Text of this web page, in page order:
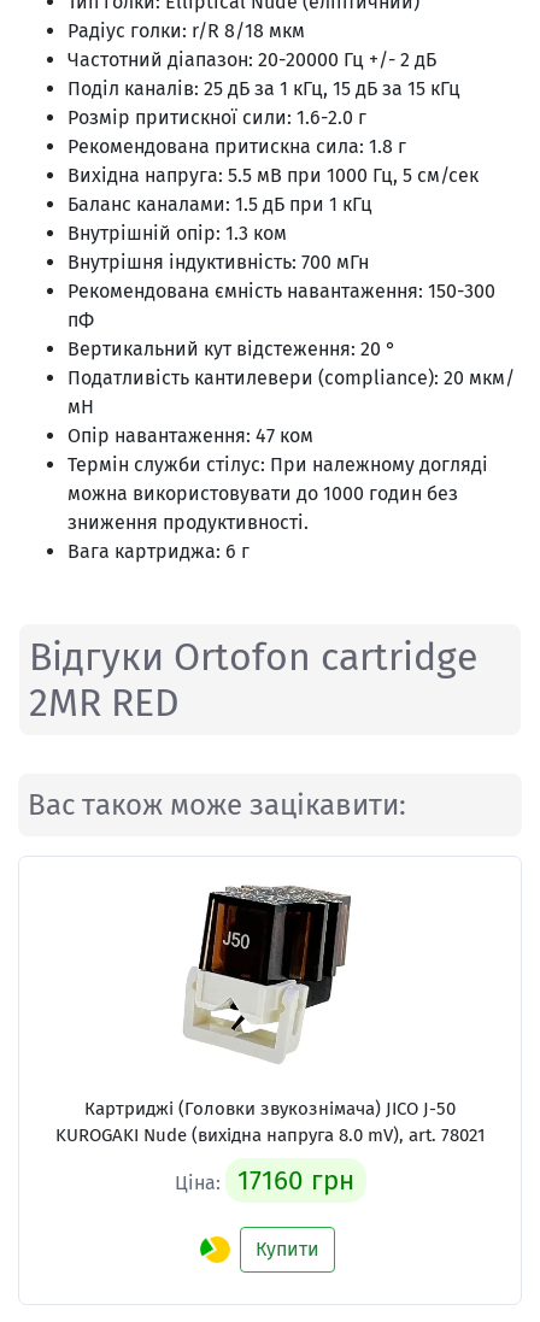
Радіус голки: r/R 8/18 мкм
Частотний діапазон: 20-20000 Гц +/- 2 дБ
Поділ каналів: 25 дБ за 1 кГц, 15 дБ за 15 кГц
Розмір притискної сили: 1.6-2.0 г
Рекомендована притискна сила: 1.8 г
Вихідна напруга: 5.5 мВ при 1000 Гц, 5 см/сек
Баланс каналами: 1.5 дБ при 1 кГц
Внутрішній опір: 1.3 ком
Внутрішня індуктивність: 700 мГн
Рекомендована ємність навантаження: 150-300
пФ
Вертикальний кут відстеження: 20 °
Податливість кантилевери (compliance): 20 мкм/
мН
Опір навантаження: 47 ком
Термін служби стілус: При належному догляді
можна використовувати до 1000 годин без
зниження продуктивності.
Вага картриджа: 6 г
Відгуки Ortofon cartridge
2MR RED
Вас також може зацікавити:
Картриджі (Головки звукознімача) JICO J-50
KUROGAKI Nude (вихідна напруга 8.0 mV), art. 78021
Ціна: 17160 грн
Купити